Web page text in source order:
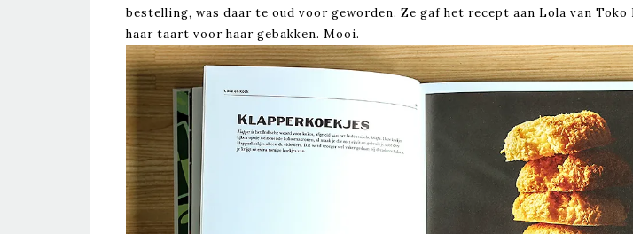
bestelling, was daar te oud voor geworden. Ze gaf het recept aan Lola van Toko
haar taart voor haar gebakken. Mooi.